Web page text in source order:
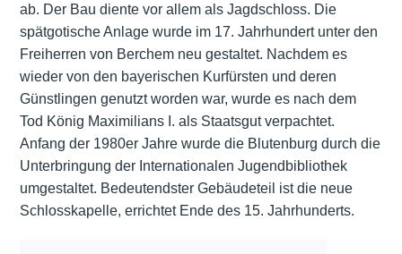
ab. Der Bau diente vor allem als Jagdschloss. Die
spätgotische Anlage wurde im 17. Jahrhundert unter den
Freiherren von Berchem neu gestaltet. Nachdem es
wieder von den bayerischen Kurfürsten und deren
Günstlingen genutzt worden war, wurde es nach dem
Tod König Maximilians I. als Staatsgut verpachtet.
Anfang der 1980er Jahre wurde die Blutenburg durch die
Unterbringung der Internationalen Jugendbibliothek
umgestaltet. Bedeutendster Gebäudeteil ist die neue
Schlosskapelle, errichtet Ende des 15. Jahrhunderts.